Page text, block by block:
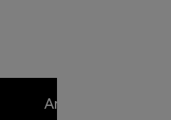
Amex Front Row